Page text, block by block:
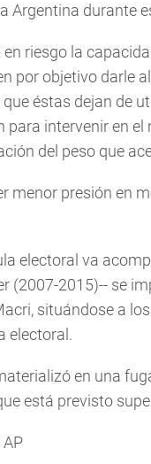
Argentina durante
riesgo la
por objetivo darle
éstas dejan de
para intervenir en el
del peso que
menor presión en
electoral va
(2007-2015)-- se
situándose a
electoral.
en una
está previsto